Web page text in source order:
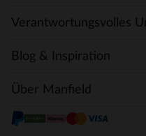
Verantwortungsvolles
Blog & Inspiration
Über Manfield